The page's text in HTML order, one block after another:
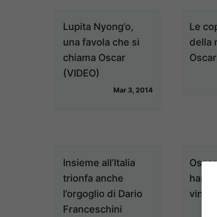
Lupita Nyong’o,
una favola che si
chiama Oscar
(VIDEO)
Mar 3, 2014
Le
della
Oscar
Insieme all’Italia
trionfa anche
l’orgoglio di Dario
Franceschini